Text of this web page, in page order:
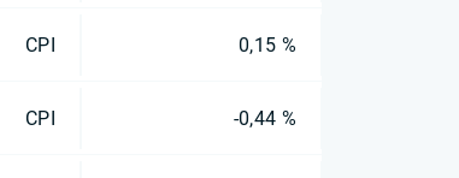
CPI 0,15 %
CPI -0,44 %